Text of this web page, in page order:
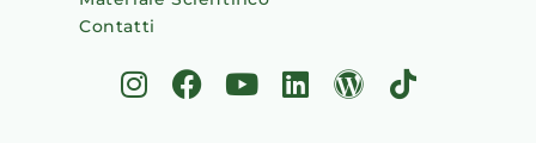
Contatti
I
n
F
a
Y
o
L
i
W
o
T
i